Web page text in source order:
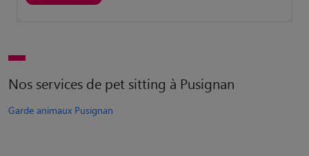
Nos services de pet sitting à Pusignan
Garde animaux Pusignan